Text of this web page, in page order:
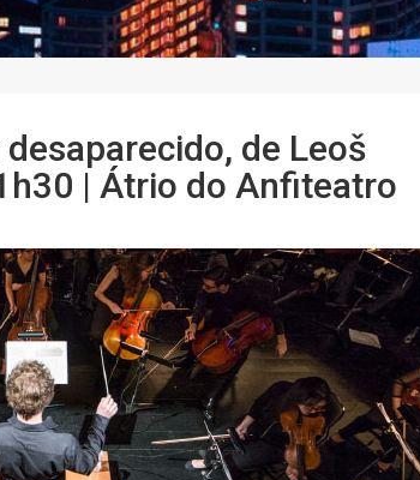
de Leoš
| Átrio do Anfiteatro